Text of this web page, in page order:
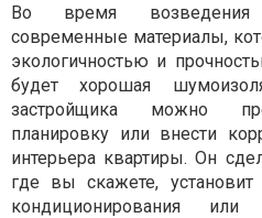
Во время возведения
современные материалы,
экологичностью и
будет хорошая
застройщика можно
планировку или внести
интерьера квартиры. Он
где вы скажете, установит
кондиционирования